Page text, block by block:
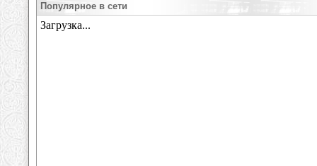
Популярное в сети